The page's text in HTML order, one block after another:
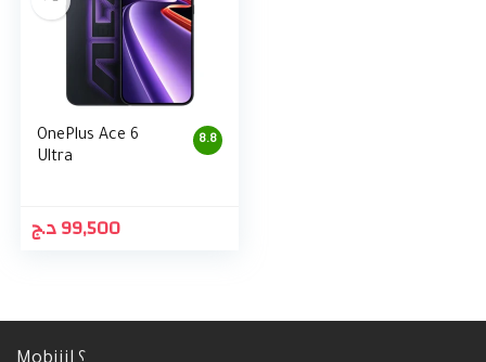
8.8
OnePlus Ace 6
Ultra
99,500د.ج